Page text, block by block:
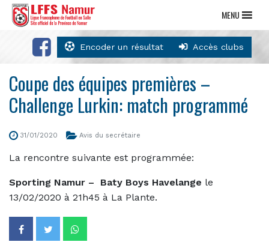
Encoder un résultat Accès clubs
MENU
Coupe des équipes premières –
Challenge Lurkin: match programmé
31/01/2020 Avis du secrétaire
La rencontre suivante est programmée:
Sporting Namur – Baty Boys Havelange le
13/02/2020 à 21h45 à La Plante.